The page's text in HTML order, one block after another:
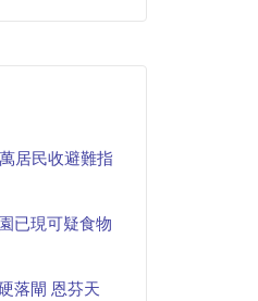
居民收避難指
已現可疑食物
落閘 恩芬天